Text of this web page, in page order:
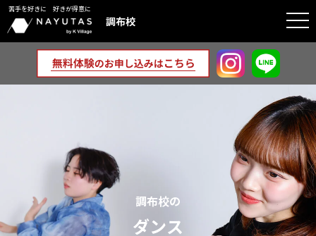
苦手を好きに 好きが得意に
調布校
調布校の
ダンス